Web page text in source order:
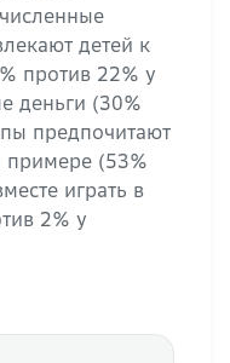
детей к
против 22% у
деньги (30%
предпочитают
примере (53%
играть в
2% у